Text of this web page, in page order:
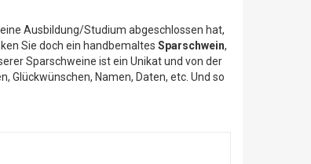
Ausbildung/Studium abgeschlossen hat,
Sie doch ein handbemaltes Sparschwein,
Sparschweine ist ein Unikat und von der
Glückwünschen, Namen, Daten, etc. Und so